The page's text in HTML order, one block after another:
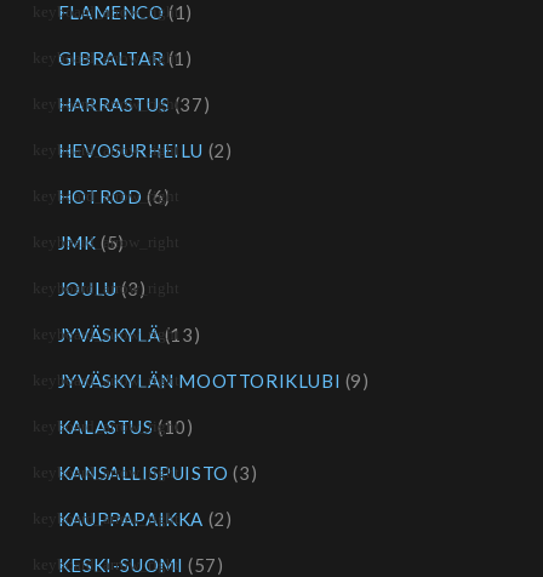
FLAMENCO (1)
GIBRALTAR (1)
HARRASTUS (37)
HEVOSURHEILU (2)
HOTROD (6)
JMK (5)
JOULU (3)
JYVÄSKYLÄ(13)
JYVÄSKYLÄN MOOTTORIKLUBI (9)
KALASTUS (10)
KANSALLISPUISTO (3)
KAUPPAPAIKKA (2)
KESKI-SUOMI (57)